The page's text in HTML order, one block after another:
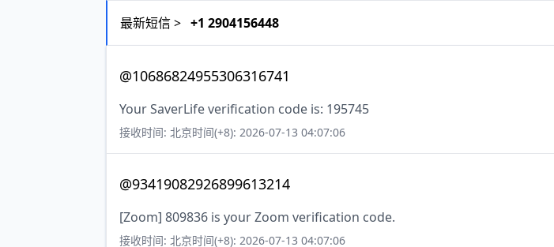
最新短信 > +1 2904156448
@10686824955306316741
Your SaverLife verification code is: 195745
接收时间: 北京时间(+8): 2026-07-13 04:07:06
@93419082926899613214
[Zoom] 809836 is your Zoom verification code.
接收时间: 北京时间(+8): 2026-07-13 04:07:06